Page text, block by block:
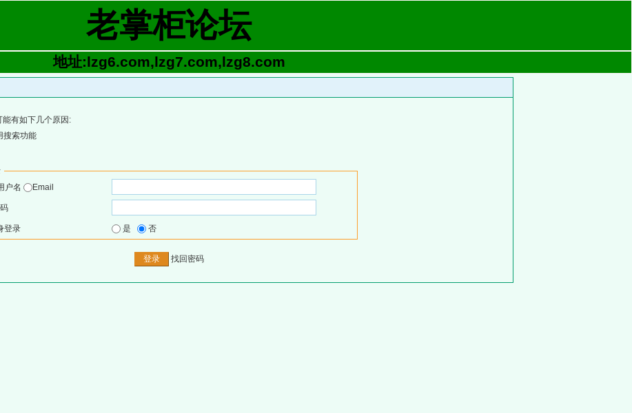
老掌柜论坛
地址:lzg6.com,lzg7.com,lzg8.com
有如下几个原因:
搜索功能
户名
Email
登录 是 否
找回密码